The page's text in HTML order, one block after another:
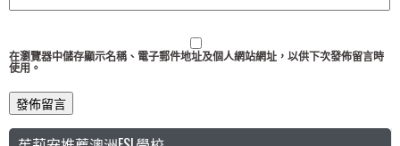
在瀏覽器中儲存顯示名稱、電子郵件地址及個人網站網址，以供下次發佈留言時
使用。